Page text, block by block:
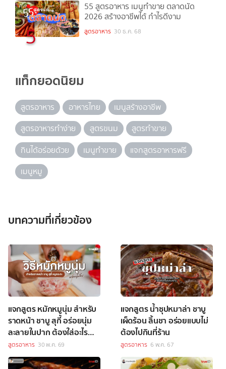
5
55 สูตรอาหาร เมนูทำขาย ตลาดนัด
2026 สร้างอาชีพได้ กำไรดีงาม
สูตรอาหาร 30 ธ.ค. 68
แท็กยอดนิยม
สูตรอาหาร อาหารไทย
เมนูสร้างอาชีพ
สูตรอาหารทำง่าย
สูตรขนม
สูตรทำขาย
กินได้อร่อยด้วย
เมนูทำขาย
แจกสูตรอาหารฟรี
เมนูหมู
บทความที่เกี่ยวข้อง
แจกสูตร หมักหมูนุ่ม สำหรับ
ราดหน้า ชาบู สุกี้ อร่อยนุ่ม
ละลายในปาก ต้องใส่อะไร
บ้าง
สูตรอาหาร 30 พ.ค. 69
แจกสูตร น้ำซุปหมาล่า ชาบู
เผ็ดร้อน ลิ้นชา อร่อยแบบไม่
ต้องไปกินที่ร้าน
สูตรอาหาร 6 พ.ค. 67